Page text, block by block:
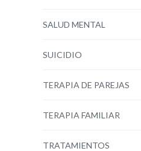
SALUD MENTAL
SUICIDIO
TERAPIA DE PAREJAS
TERAPIA FAMILIAR
TRATAMIENTOS